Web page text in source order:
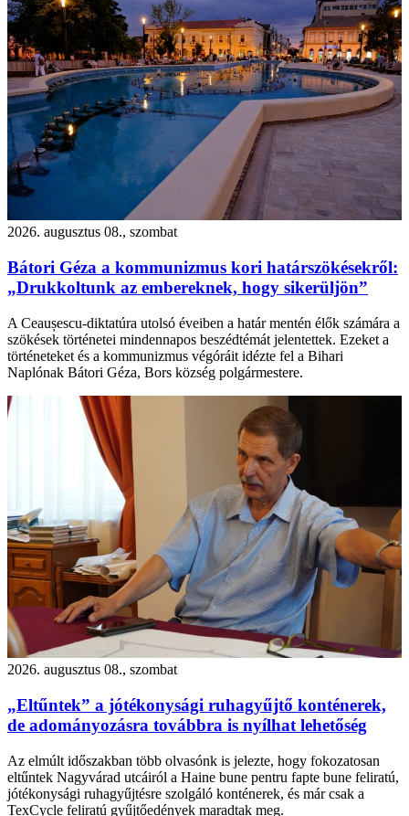
2026. augusztus 08., szombat
Bátori Géza a kommunizmus kori határszökésekről:
„Drukkoltunk az embereknek, hogy sikerüljön”
A Ceaușescu-diktatúra utolsó éveiben a határ mentén élők számára a
szökések történetei mindennapos beszédtémát jelentettek. Ezeket a
történeteket és a kommunizmus végóráit idézte fel a Bihari
Naplónak Bátori Géza, Bors község polgármestere.
2026. augusztus 08., szombat
„Eltűntek” a jótékonysági ruhagyűjtő konténerek,
de adományozásra továbbra is nyílhat lehetőség
Az elmúlt időszakban több olvasónk is jelezte, hogy fokozatosan
eltűntek Nagyvárad utcáiról a Haine bune pentru fapte bune feliratú,
jótékonysági ruhagyűjtésre szolgáló konténerek, és már csak a
TexCycle feliratú gyűjtőedények maradtak meg.